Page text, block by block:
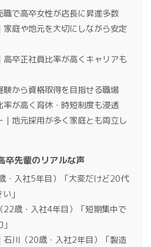
職で高卒女性が店長に昇進多数
庭や地元を大切にしながら安定
卒正社員比率が高くキャリアも
から資格取得を目指せる職場
率が高く育休・時短制度も浸透
地元採用が多く家庭とも両立し
卒先輩のリアルな声
・入社5年目）「大変だけど20代
」
22歳・入社4年目）「短期集中で
石川（20歳・入社2年目）「製造